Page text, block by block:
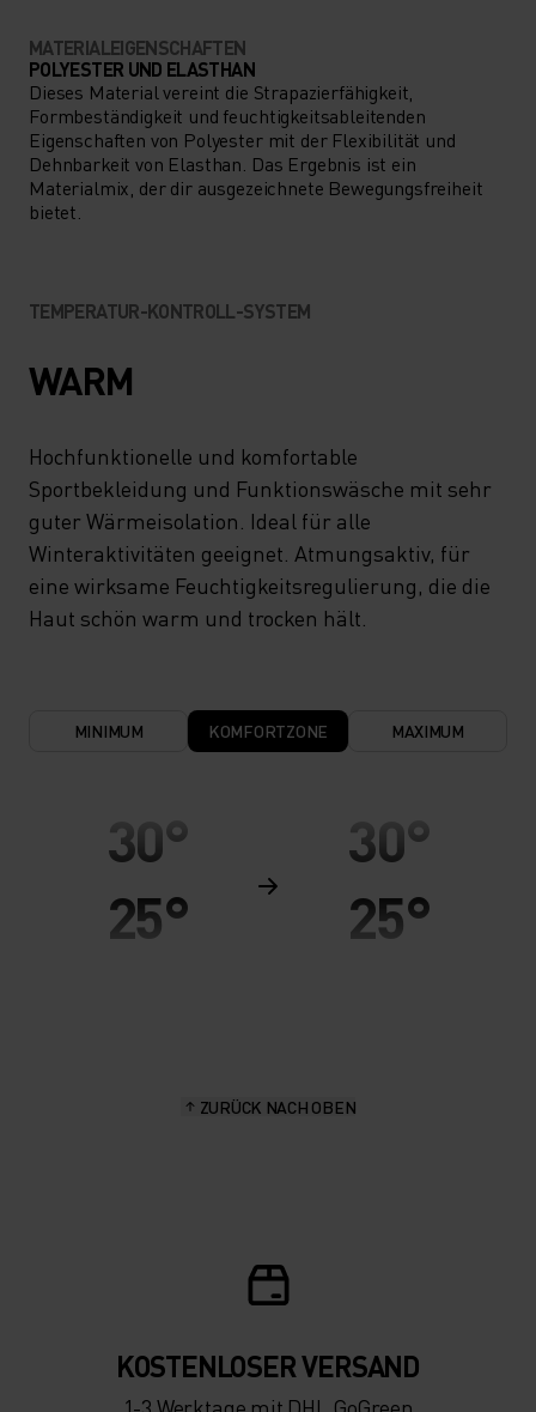
MATERIALEIGENSCHAFTEN
POLYESTER UND ELASTHAN
Dieses Material vereint die Strapazierfähigkeit,
Formbeständigkeit und feuchtigkeitsableitenden
Eigenschaften von Polyester mit der Flexibilität und
Dehnbarkeit von Elasthan. Das Ergebnis ist ein
Materialmix, der dir ausgezeichnete Bewegungsfreiheit
bietet.
TEMPERATUR-KONTROLL-SYSTEM
WARM
Hochfunktionelle und komfortable
Sportbekleidung und Funktionswäsche mit sehr
guter Wärmeisolation. Ideal für alle
Winteraktivitäten geeignet. Atmungsaktiv, für
eine wirksame Feuchtigkeitsregulierung, die die
Haut schön warm und trocken hält.
MINIMUM KOMFORTZONE MAXIMUM
30°
25°
-5°
30°
25°
-5°
ZURÜCK NACH OBEN
KOSTENLOSER VERSAND
1-3 Werktage mit DHL GoGreen